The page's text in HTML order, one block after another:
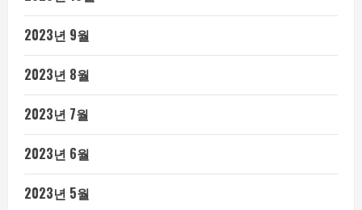
2023년 9월
2023년 8월
2023년 7월
2023년 6월
2023년 5월